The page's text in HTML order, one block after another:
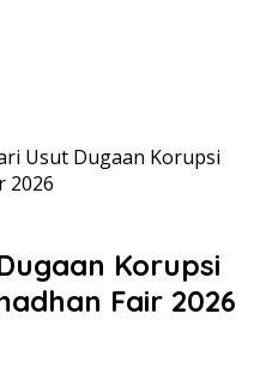
Usut Dugaan Korupsi
2026
Korupsi
Fair 2026